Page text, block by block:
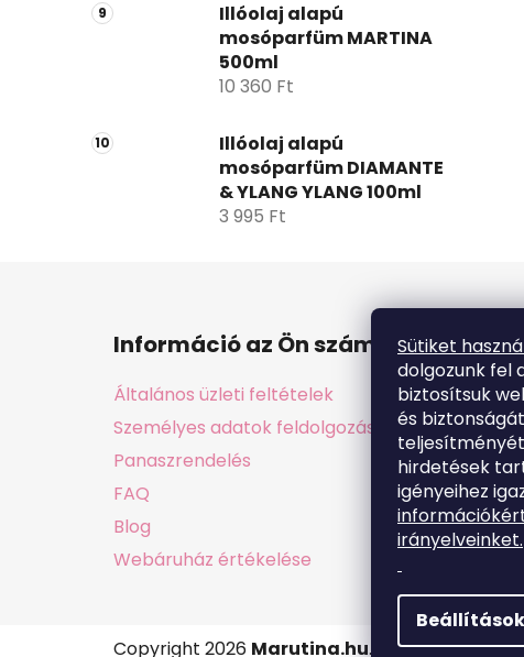
Sütiket
dolgozunk fel
biztosítsuk
és
hirdetések
igényeihez
irányelveinket.
Beállítások
Illóolaj alapú
mosóparfüm MARTINA
500ml
10 360 Ft
Illóolaj alapú
mosóparfüm DIAMANTE
& YLANG YLANG 100ml
3 995 Ft
Információ az Ön számára
Általános üzleti feltételek
Személyes adatok feldolgozása GDPR
Panaszrendelés
FAQ
Blog
Webáruház értékelése
Copyright 2026 Marutina.hu. Minden jog